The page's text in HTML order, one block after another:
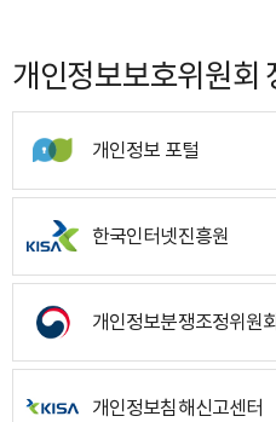
개인정보보호위원회
개인정보 포털
한국인터넷진흥원
개인정보분쟁조정위원
개인정보침해신고센터